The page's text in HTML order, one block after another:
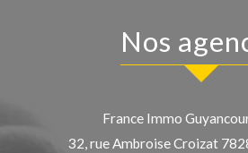
Nos
France Immo
32, rue Ambroise Croizat